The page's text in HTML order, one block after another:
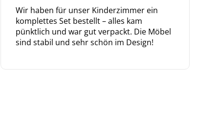
Wir haben für unser Kinderzimmer ein
komplettes Set bestellt – alles kam
pünktlich und war gut verpackt. Die Möbel
sind stabil und sehr schön im Design!